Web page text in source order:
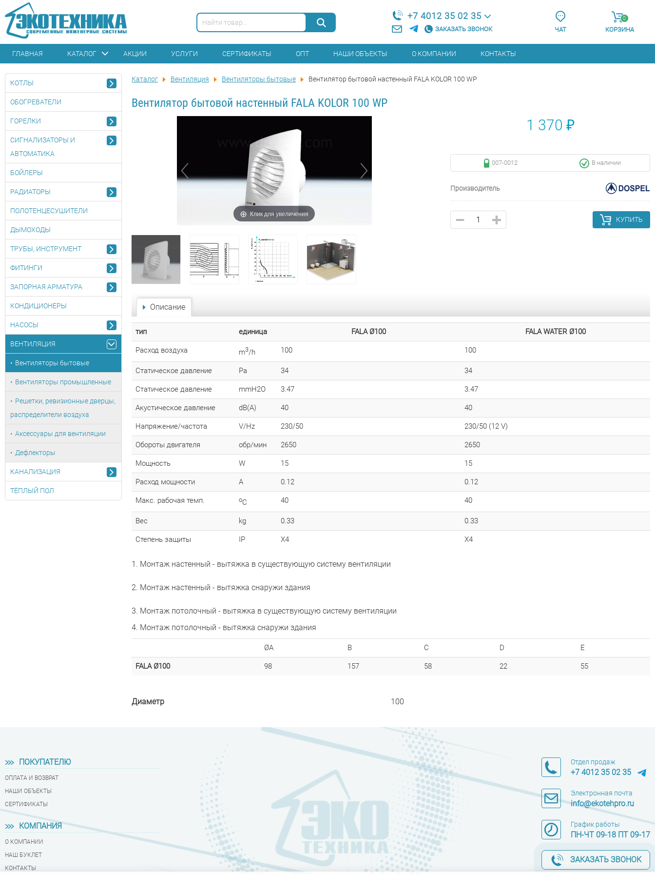
+7 4012 35 02 35
ЗАКАЗАТЬ ЗВОНОК ЧАТ
0
КОРЗИНА
ГЛАВНАЯ КАТАЛОГ АКЦИИ УСЛУГИ СЕРТИФИКАТЫ ОПТ НАШИ ОБЪЕКТЫ О КОМПАНИИ КОНТАКТЫ
Каталог Вентиляция Вентиляторы бытовые Вентилятор бытовой настенный FALA KOLOR 100 WP
Вентилятор бытовой настенный FALA KOLOR 100 WP
Клик для увеличения
1 370 ₽
007-0012 В наличии
Производитель
КУПИТЬ
Описание
тип единица FALA Ø100 FALA WATER Ø100
Расход воздуха m3/h 100 100
Cтатическое давление Pa 34 34
Cтатическое давление mmH2O 3.47 3.47
Акустическое давление dB(A) 40 40
Напряжение/частота V/Hz 230/50 230/50 (12 V)
Обороты двигателя обр/мин 2650 2650
Мощность W 15 15
Расход мощности A 0.12 0.12
Макc. рабочая темп. oC 40 40
Bec kg 0.33 0.33
Степень защиты IP X4 X4
1. Mонтаж настенный - вытяжка в существующую систему вентиляции
2. Mонтаж настенный - вытяжка снаружи здания
3. Mонтаж потолочный - вытяжка в существующую систему вентиляции
4. Mонтаж потолочный - вытяжка снаружи здания
ØA B C D E
FALA Ø100 98 157 58 22 55
Диаметр 100
КОТЛЫ
ОБОГРЕВАТЕЛИ
ГОРЕЛКИ
СИГНАЛИЗАТОРЫ И
АВТОМАТИКА
БОЙЛЕРЫ
РАДИАТОРЫ
ПОЛОТЕНЦЕСУШИТЕЛИ
ДЫМОХОДЫ
ТРУБЫ, ИНСТРУМЕНТ
ФИТИНГИ
ЗАПОРНАЯ АРМАТУРА
КОНДИЦИОНЕРЫ
НАСОСЫ
ВЕНТИЛЯЦИЯ
Вентиляторы бытовые
Вентиляторы промышленные
Решетки, ревизионные дверцы,
распределители воздуха
Аксессуары для вентиляции
Дефлекторы
КАНАЛИЗАЦИЯ
ТЁПЛЫЙ ПОЛ
ПОКУПАТЕЛЮ
ОПЛАТА И ВОЗВРАТ
НАШИ ОБЪЕКТЫ
СЕРТИФИКАТЫ
КОМПАНИЯ
О КОМПАНИИ
НАШ БУКЛЕТ
КОНТАКТЫ
Отдел продаж
+7 4012 35 02 35
Электронная почта
info@ekotehpro.ru
График работы
ПН-ЧТ 09-18 ПТ 09-17
ЗАКАЗАТЬ ЗВОНОК